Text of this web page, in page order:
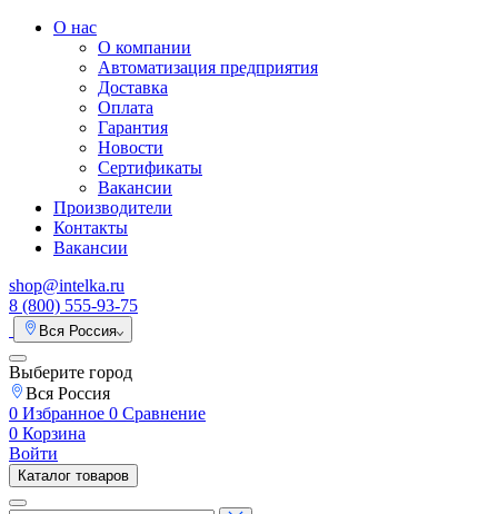
О нас
О компании
Автоматизация предприятия
Доставка
Оплата
Гарантия
Новости
Сертификаты
Вакансии
Производители
Контакты
Вакансии
shop@intelka.ru
8 (800) 555-93-75
Вся Россия
Выберите город
Вся Россия
0 Избранное 0 Сравнение
0 Корзина
Войти
Каталог товаров